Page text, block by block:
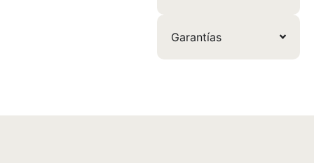
Garantías